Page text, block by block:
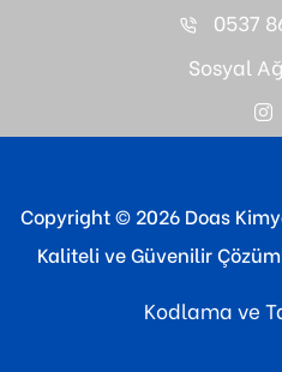
0537
Sosyal
Copyright © 2026 Doas
Kaliteli ve Güvenilir
Kodlama ve